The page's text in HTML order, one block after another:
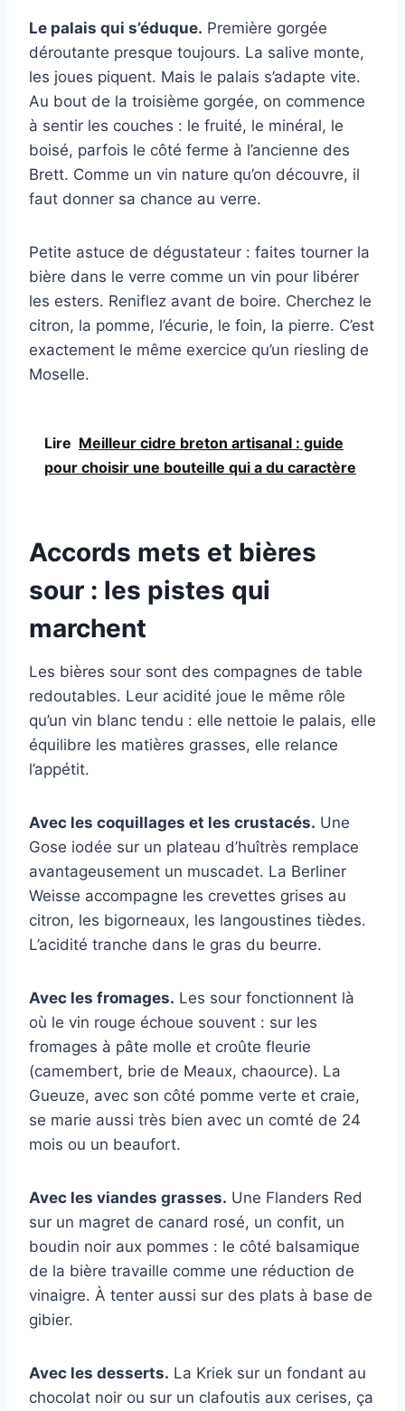
Le palais qui s’éduque. Première gorgée
déroutante presque toujours. La salive monte,
les joues piquent. Mais le palais s’adapte vite.
Au bout de la troisième gorgée, on commence
à sentir les couches : le fruité, le minéral, le
boisé, parfois le côté ferme à l’ancienne des
Brett. Comme un vin nature qu’on découvre, il
faut donner sa chance au verre.
Petite astuce de dégustateur : faites tourner la
bière dans le verre comme un vin pour libérer
les esters. Reniflez avant de boire. Cherchez le
citron, la pomme, l’écurie, le foin, la pierre. C’est
exactement le même exercice qu’un riesling de
Moselle.
Lire Meilleur cidre breton artisanal : guide
pour choisir une bouteille qui a du caractère
Accords mets et bières
sour : les pistes qui
marchent
Les bières sour sont des compagnes de table
redoutables. Leur acidité joue le même rôle
qu’un vin blanc tendu : elle nettoie le palais, elle
équilibre les matières grasses, elle relance
l’appétit.
Avec les coquillages et les crustacés. Une
Gose iodée sur un plateau d’huîtrès remplace
avantageusement un muscadet. La Berliner
Weisse accompagne les crevettes grises au
citron, les bigorneaux, les langoustines tièdes.
L’acidité tranche dans le gras du beurre.
Avec les fromages. Les sour fonctionnent là
où le vin rouge échoue souvent : sur les
fromages à pâte molle et croûte fleurie
(camembert, brie de Meaux, chaource). La
Gueuze, avec son côté pomme verte et craie,
se marie aussi très bien avec un comté de 24
mois ou un beaufort.
Avec les viandes grasses. Une Flanders Red
sur un magret de canard rosé, un confit, un
boudin noir aux pommes : le côté balsamique
de la bière travaille comme une réduction de
vinaigre. À tenter aussi sur des plats à base de
gibier.
Avec les desserts. La Kriek sur un fondant au
chocolat noir ou sur un clafoutis aux cerises, ça